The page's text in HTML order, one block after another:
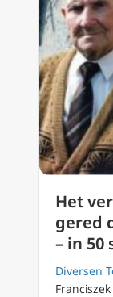
Het
gered
– in 50
Diversen